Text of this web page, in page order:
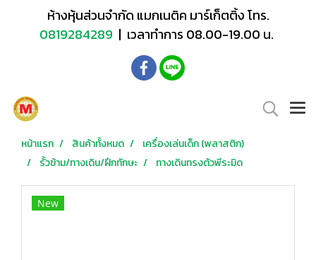
ห้างหุ้นส่วนจำกัด แมกเนติค มาร์เก็ตติ้ง โทร.
0819284289 | เวลาทำการ 08.00-19.00 น.
หน้าแรก สินค้าทั้งหมด
เครื่องเล่นเด็ก (พลาสติก)
รั้วข้าม/ทางเดิน/ฝึกทักษะ
ทางเดินทรงตัวพีระมิด
New